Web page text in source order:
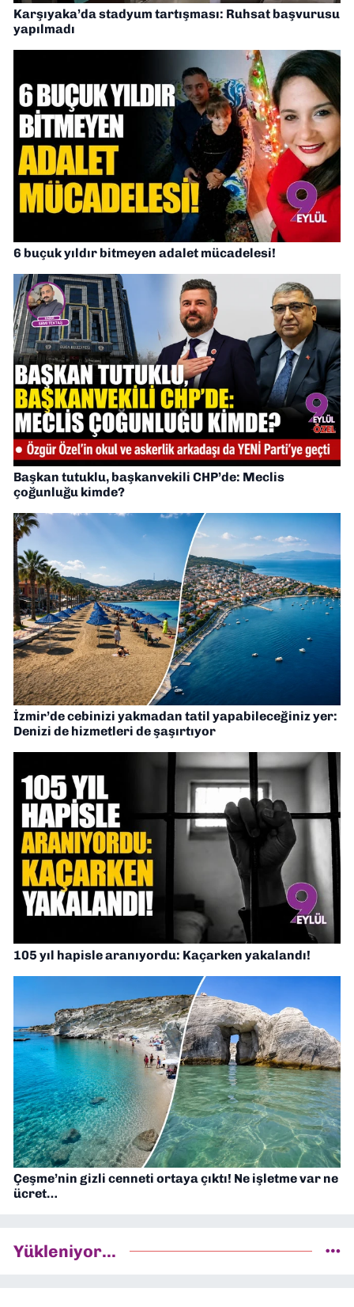
Karşıyaka’da stadyum tartışması: Ruhsat başvurusu
yapılmadı
6 buçuk yıldır bitmeyen adalet mücadelesi!
Başkan tutuklu, başkanvekili CHP’de: Meclis
çoğunluğu kimde?
İzmir’de cebinizi yakmadan tatil yapabileceğiniz yer:
Denizi de hizmetleri de şaşırtıyor
105 yıl hapisle aranıyordu: Kaçarken yakalandı!
Çeşme’nin gizli cenneti ortaya çıktı! Ne işletme var ne
ücret…
Yükleniyor...